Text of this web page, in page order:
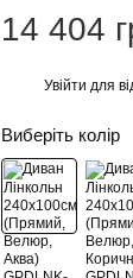
14 404
Увійти для
Виберіть колір